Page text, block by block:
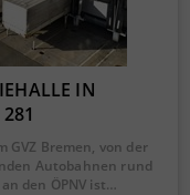
IN
GVZ Bremen, von der
Autobahnen rund
den ÖPNV ist…